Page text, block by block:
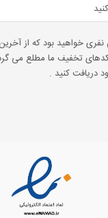
نفری خواهید بود که از
تخفیف ما مطلع می
دریافت کنید .